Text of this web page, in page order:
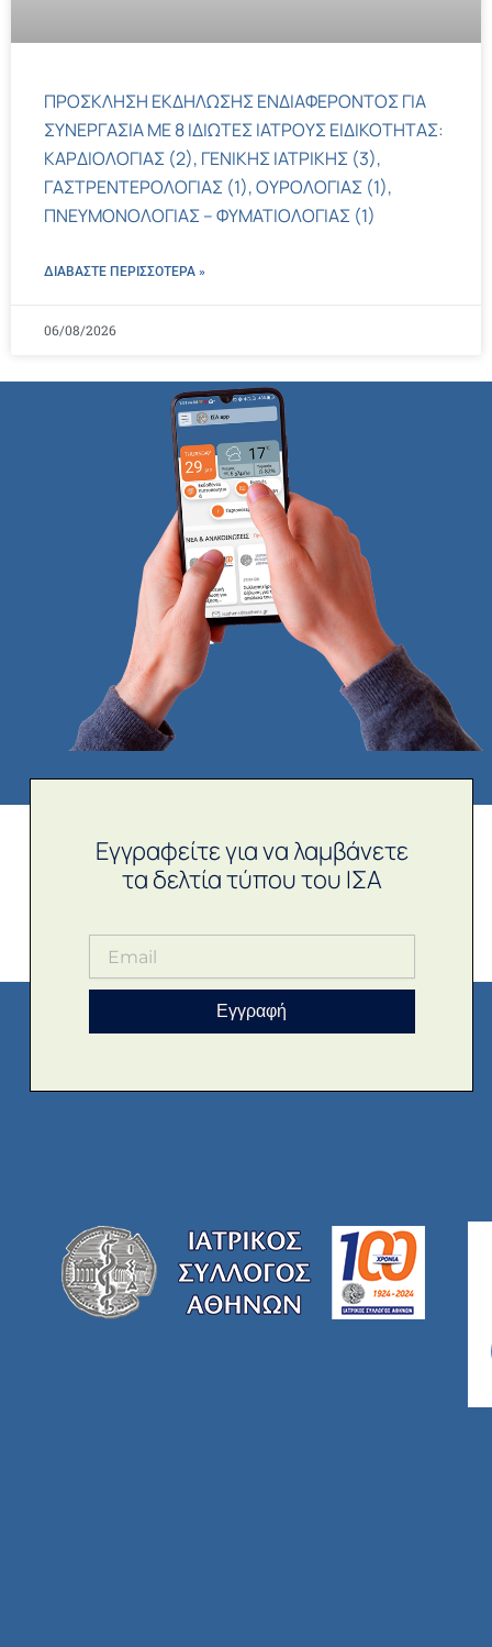
ΠΡΟΣΚΛΗΣΗ ΕΚΔΗΛΩΣΗΣ ΕΝΔΙΑΦΕΡΟΝΤΟΣ ΓΙΑ
ΣΥΝΕΡΓΑΣΙΑ ΜΕ 8 ΙΔΙΩΤΕΣ ΙΑΤΡΟΥΣ ΕΙΔΙΚΟΤΗΤΑΣ:
ΚΑΡΔΙΟΛΟΓΙΑΣ (2), ΓΕΝΙΚΗΣ ΙΑΤΡΙΚΗΣ (3),
ΓΑΣΤΡΕΝΤΕΡΟΛΟΓΙΑΣ (1), ΟΥΡΟΛΟΓΙΑΣ (1),
ΠΝΕΥΜΟΝΟΛΟΓΙΑΣ – ΦΥΜΑΤΙΟΛΟΓΙΑΣ (1)
ΔΙΑΒΑΣΤΕ ΠΕΡΙΣΣΌΤΕΡΑ »
06/08/2026
Εγγραφείτε για να λαμβάνετε
τα δελτία τύπου του ΙΣΑ
Εγγραφή